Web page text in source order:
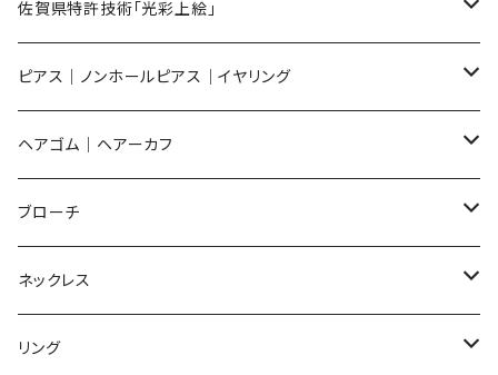
メンズ ギフトセット
佐賀県特許技術「光彩上絵」
ピアス
イヤリング
ノンホールピアス
ヘアゴム
ブローチ
ピアス｜ノンホールピアス｜イヤリング
ピアス
Flower
Dot
ノンホールピアス
Flower
Dot
イヤリング
Flower
ヘアゴム｜ヘアーカフ
Flower
Round
Square
ブローチ
Flower
Animal
ネックレス
Flower
リング